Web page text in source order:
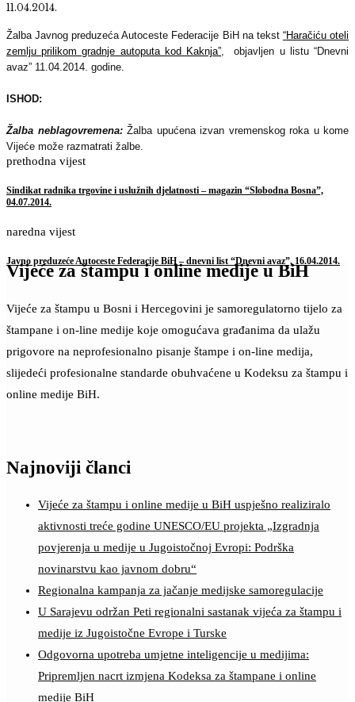
11.04.2014.
Žalba Javnog preduzeća Autoceste Federacije BiH na tekst “Haračiću oteli
zemlju prilikom gradnje autoputa kod Kaknja”, objavljen u listu“Dnevni
avaz” 11.04.2014. godine.
ISHOD:
Žalba neblagovremena: Žalba upućena izvan vremenskog roka u kome
Vijeće može razmatrati žalbe.
prethodna vijest
Sindikat radnika trgovine i uslužnih djelatnosti – magazin “Slobodna Bosna”,
04.07.2014.
naredna vijest
Javno preduzeće Autoceste Federacije BiH – dnevni list “Dnevni avaz”, 16.04.2014.
Vijeće za štampu i online medije u BiH
Vijeće za štampu u Bosni i Hercegovini je samoregulatorno tijelo za
štampane i on-line medije koje omogućava građanima da ulažu
prigovore na neprofesionalno pisanje štampe i on-line medija,
slijedeći profesionalne standarde obuhvaćene u Kodeksu za štampu i
online medije BiH.
Najnoviji članci
Vijeće za štampu i online medije u BiH uspješno realiziralo
aktivnosti treće godine UNESCO/EU projekta „Izgradnja
povjerenja u medije u Jugoistočnoj Evropi: Podrška
novinarstvu kao javnom dobru“
Regionalna kampanja za jačanje medijske samoregulacije
U Sarajevu održan Peti regionalni sastanak vijeća za štampu i
medije iz Jugoistočne Evrope i Turske
Odgovorna upotreba umjetne inteligencije u medijima:
Pripremljen nacrt izmjena Kodeksa za štampane i online
medije BiH